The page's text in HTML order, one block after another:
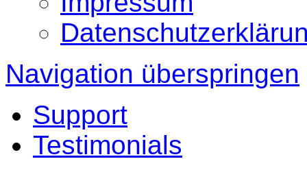
Navigation überspringen
Support
Testimonials